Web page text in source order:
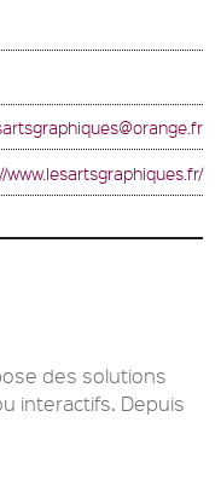
www.lesartsgraphiques.fr/
des solutions
interactifs. Depuis